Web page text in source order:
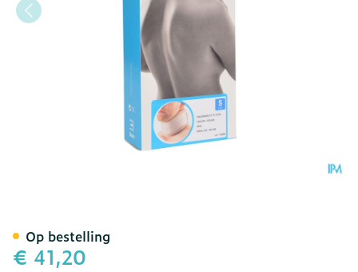
€ 41,20
Op bestelling